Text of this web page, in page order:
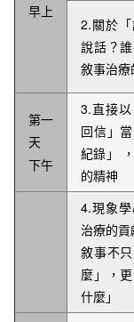
早上
2.關於
說話？
敘事治
第一
天
下午
3.直接
回信」
紀錄」
的精神
4.現象
治療的貢
敘事不
麼」，
什麼」